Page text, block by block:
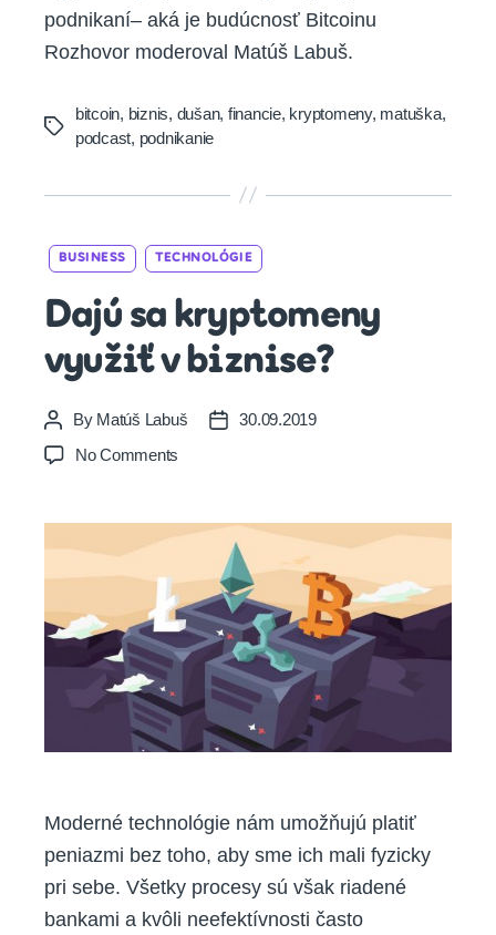
podnikaní– aká je budúcnosť Bitcoinu
Rozhovor moderoval Matúš Labuš.
Tags
bitcoin, biznis, dušan, financie, kryptomeny, matuška,
podcast, podnikanie
Categories
BUSINESS TECHNOLÓGIE
Dajú sa kryptomeny
využiť v biznise?
Post
author
By Matúš Labuš
Post30.09.2019
No Comments
kryptomeny
biznise?
Moderné technológie nám umožňujú platiť
peniazmi bez toho, aby sme ich mali fyzicky
pri sebe. Všetky procesy sú však riadené
bankami a kvôli neefektívnosti často